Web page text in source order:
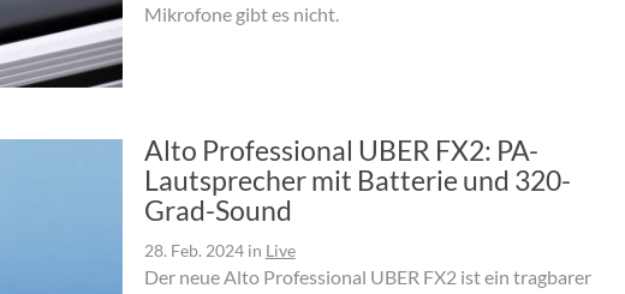
Mikrofone gibt es nicht.
Alto Professional UBER FX2: PA-
Lautsprecher mit Batterie und 320-
Grad-Sound
28. Feb. 2024in Live
Der neue Alto Professional UBER FX2 ist ein tragbarer